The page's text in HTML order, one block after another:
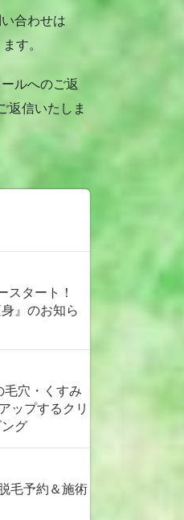
合わせは
す。
ルへのご返
返信いたしま
スタート！
』のお知ら
毛穴・くすみ
ップするクリ
グ
毛予約＆施術